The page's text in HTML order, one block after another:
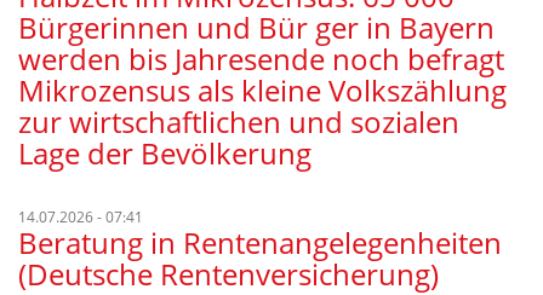
Bürgerinnen und Bür ger in Bayern
werden bis Jahresende noch befragt
Mikrozensus als kleine Volkszählung
zur wirtschaftlichen und sozialen
Lage der Bevölkerung
14.07.2026 - 07:41
Beratung in Rentenangelegenheiten
(Deutsche Rentenversicherung)